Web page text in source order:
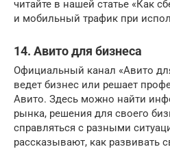
читайте в нашей статье «Как
и мобильный трафик при
14. Авито для бизнеса
Официальный канал «Авито
ведет бизнес или решает
Авито. Здесь можно найти
рынка, решения для своего
справляться с разными
рассказывают, как развивать